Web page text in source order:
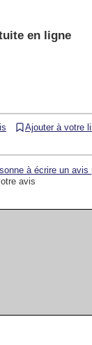
en ligne
Ajouter à votre
à écrire un avis
avis